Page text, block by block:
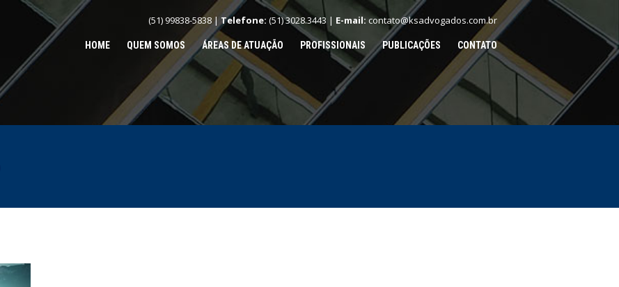
(51) 99838-5838 | Telefone: (51) 3028.3443 | E-mail: contato@ksadvogados.com.br
HOME QUEM SOMOS ÁREAS DE ATUAÇÃO PROFISSIONAIS PUBLICAÇÕES CONTATO